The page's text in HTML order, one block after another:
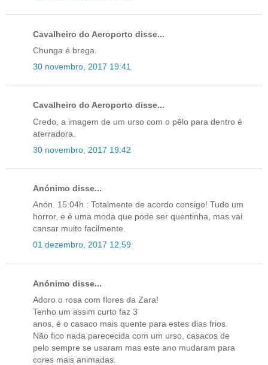
Cavalheiro do Aeroporto disse...
Chunga é brega.
30 novembro, 2017 19:41
Cavalheiro do Aeroporto disse...
Credo, a imagem de um urso com o pêlo para dentro é
aterradora.
30 novembro, 2017 19:42
Anónimo disse...
Anón. 15:04h : Totalmente de acordo consigo! Tudo um
horror, e é uma moda que pode ser quentinha, mas vai
cansar muito facilmente.
01 dezembro, 2017 12:59
Anónimo disse...
Adoro o rosa com flores da Zara!
Tenho um assim curto faz 3
anos, é o casaco mais quente para estes dias frios.
Não fico nada parececida com um urso, casacos de
pelo sempre se usaram mas este ano mudaram para
cores mais animadas.